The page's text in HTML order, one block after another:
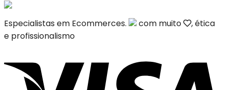
Especialistas em Ecommerces. com muito
, ética
e profissionalismo